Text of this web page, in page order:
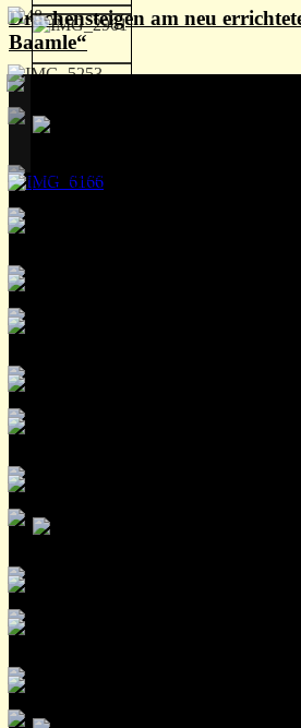
Drachensteigen am neu
Baamle“